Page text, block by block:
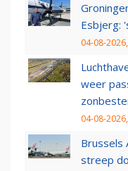
Esbjerg:
04-08-
weer
04-08-
Brussels
streep